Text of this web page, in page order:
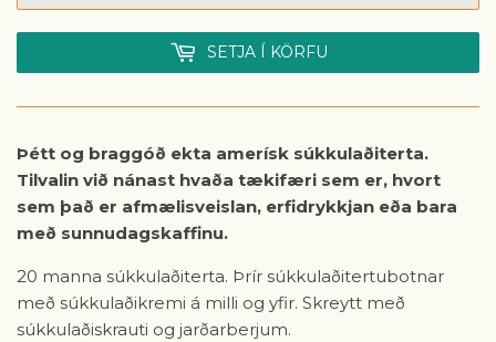
SETJA Í KÖRFU
Þétt og braggóð ekta amerísk súkkulaðiterta.
Tilvalin við nánast hvaða tækifæri sem er, hvort
sem það er afmælisveislan, erfidrykkjan eða bara
með sunnudagskaffinu.
20 manna súkkulaðiterta. Þrír súkkulaðitertubotnar
með súkkulaðikremi á milli og yfir. Skreytt með
súkkulaðiskrauti og jarðarberjum.